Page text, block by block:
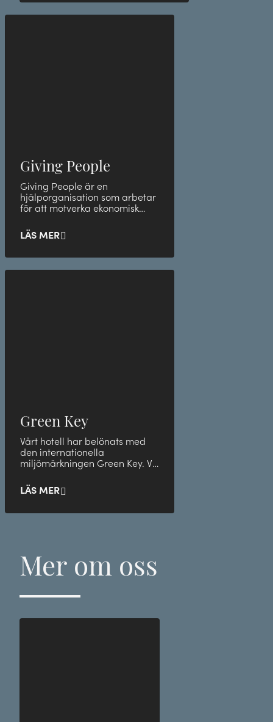
Giving People
Giving People är en
hjälporganisation som arbetar
för att motverka ekonomisk
barnfattigdom som finns i
Sverige.
LÄS MER
Green Key
Vårt hotell har belönats med
den internationella
miljömärkningen Green Key. Vi
hållbarhetsfrågor, bland annat
genom att följa Green Keys
hos oss.
LÄS MER
Mer om oss